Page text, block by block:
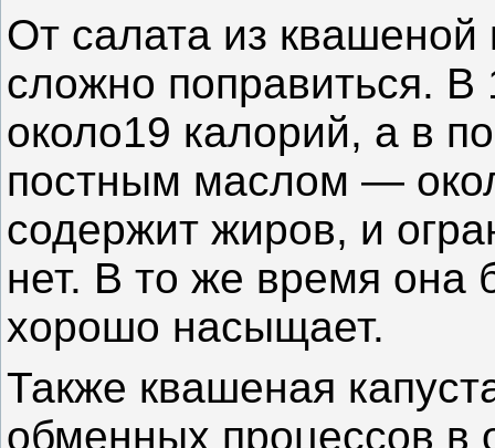
От салата из квашеной
сложно поправиться. В
около19 калорий, а в
постным маслом —
содержит жиров, и
нет. В то же время она
хорошо насыщает.
Также квашеная
обменных процессов в